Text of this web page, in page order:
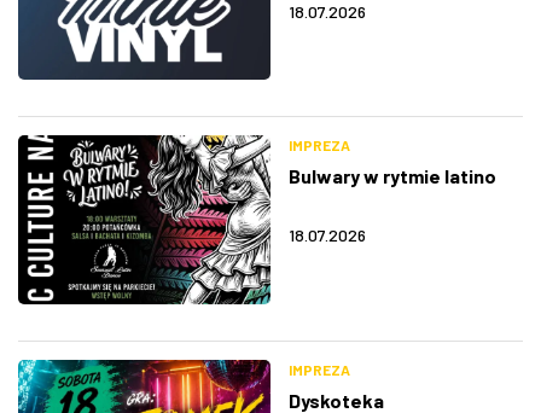
18.07.2026
IMPREZA
Bulwary w rytmie latino
18.07.2026
IMPREZA
Dyskoteka